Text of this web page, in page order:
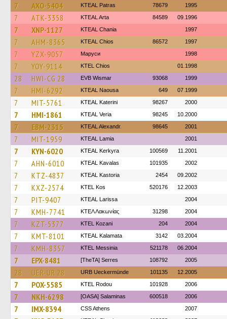
7 AXO-5404 KTEAL Patras 78679 1995
7 ATK-3358 KTEAL Arta 84589 09.1996
7 XNP-1127 KTEAL Chania 1997
7 AHM-8365 KTEAL Chios 86572 1997
7 YZX-9057 Маруси 1998
7 YOY-9114 KTEL Chios 01.1998
28 HWI-CG 28 EVB Wismar 93068 1999
7 HMI-6292 KTEAL Naousa 649 07.1999
7 MIT-5761 KTEAL Katerini 98267 2000
7 HMI-1861 KTEAL Veria 98245 10.2000
7 EBM-2315 KTEAL Alexandr. 98645 2001
7 MIT-1959 KTEAL Lamia 2001
7 KYN-6020 KTEAL Kerkyra 100569 11.2001
7 AHN-6010 KTEAL Kavalas 101935 2002
7 KTZ-4837 KTEAL Kastoria 2454 09.2002
7 KXZ-2574 KTEL Kos 520176 12.2003
7 PIT-9407 KTEAL Larissa 2004
7 KMH-7741 ΚΤΕΛ Λακωνίας 31298 2004
7 KZT-5377 ΚΤΕL Kozani 204 2004
7 KMT-8101 KTEAL Kalamata 3142 03.2004
7 KMH-8357 KTEL Messinia 521178 06.2004
7 EPX-8481 [TheTA] Serres 108792 2005
28 UER-UR 28 URB Ueckermünde 101135 12.2005
7 POX-5585 ΚΤΕL Rodou 101928 2006
7 NKH-6298 [OASA] Salaminas 600518 2006
7 IMX-8394 CSS Athens 2007